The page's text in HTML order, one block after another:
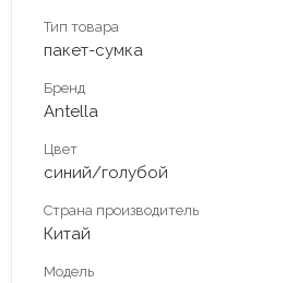
Тип товара
пакет-сумка
Бренд
Antella
Цвет
синий/голубой
Страна производитель
Китай
Модель